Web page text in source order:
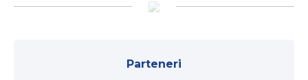
Parteneri